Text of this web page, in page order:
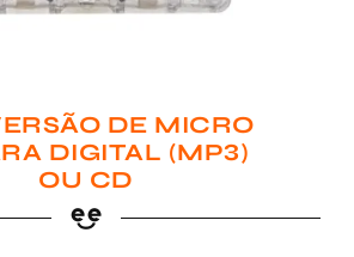
DE MICRO
DIGITAL (MP3)
OU CD